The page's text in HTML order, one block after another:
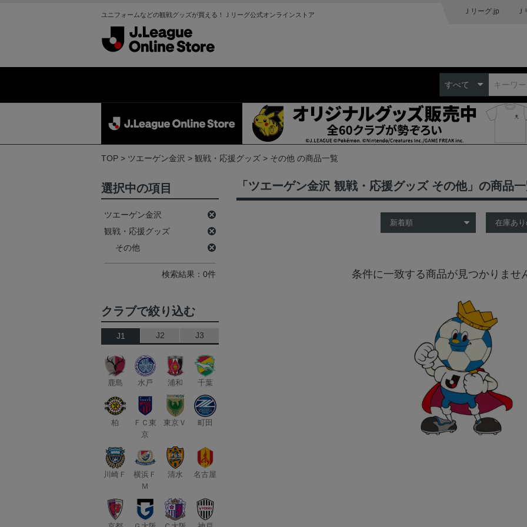
ユニフォームなどの観戦グッズが買える！Ｊリーグ公式オンラインストア Ｊリーグ.jp
すべて
TOP ツエーゲン金沢 観戦・応援グッズ その他 の商品一覧
「ツエーゲン金沢 観戦・応援グッズ その他」の商品
条件に一致する商品が見つかりませ
選択中の項目
ツエーゲン金沢
観戦・応援グッズ
その他
検索結果：0件
クラブで絞り込む
J1 J2 J3
鹿島 水戸 浦和 千葉
柏
ＦＣ東
京
東京Ｖ 町田
川崎Ｆ
横浜Ｆ
Ｍ
清水 名古屋